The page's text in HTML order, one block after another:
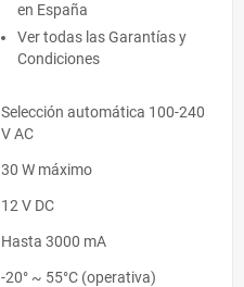
en España
Ver todas lasGarantías y
Condiciones
Selección automática 100-240
V AC
30 W máximo
12 V DC
Hasta 3000 mA
-20° ~ 55°C (operativa)